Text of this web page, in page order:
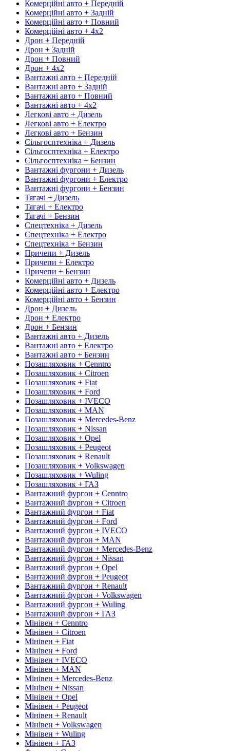
Комерційні авто + Передній
Комерційні авто + Задній
Комерційні авто + Повний
Комерційні авто + 4х2
Дрон + Передній
Дрон + Задній
Дрон + Повний
Дрон + 4х2
Вантажні авто + Передній
Вантажні авто + Задній
Вантажні авто + Повний
Вантажні авто + 4х2
Легкові авто + Дизель
Легкові авто + Електро
Легкові авто + Бензин
Сільгосптехніка + Дизель
Сільгосптехніка + Електро
Сільгосптехніка + Бензин
Вантажні фургони + Дизель
Вантажні фургони + Електро
Вантажні фургони + Бензин
Тягачі + Дизель
Тягачі + Електро
Тягачі + Бензин
Спецтехніка + Дизель
Спецтехніка + Електро
Спецтехніка + Бензин
Причепи + Дизель
Причепи + Електро
Причепи + Бензин
Комерційні авто + Дизель
Комерційні авто + Електро
Комерційні авто + Бензин
Дрон + Дизель
Дрон + Електро
Дрон + Бензин
Вантажні авто + Дизель
Вантажні авто + Електро
Вантажні авто + Бензин
Позашляховик + Cenntro
Позашляховик + Citroen
Позашляховик + Fiat
Позашляховик + Ford
Позашляховик + IVECO
Позашляховик + MAN
Позашляховик + Mercedes-Benz
Позашляховик + Nissan
Позашляховик + Opel
Позашляховик + Peugeot
Позашляховик + Renault
Позашляховик + Volkswagen
Позашляховик + Wuling
Позашляховик + ГАЗ
Вантажний фургон + Cenntro
Вантажний фургон + Citroen
Вантажний фургон + Fiat
Вантажний фургон + Ford
Вантажний фургон + IVECO
Вантажний фургон + MAN
Вантажний фургон + Mercedes-Benz
Вантажний фургон + Nissan
Вантажний фургон + Opel
Вантажний фургон + Peugeot
Вантажний фургон + Renault
Вантажний фургон + Volkswagen
Вантажний фургон + Wuling
Вантажний фургон + ГАЗ
Мінівен + Cenntro
Мінівен + Citroen
Мінівен + Fiat
Мінівен + Ford
Мінівен + IVECO
Мінівен + MAN
Мінівен + Mercedes-Benz
Мінівен + Nissan
Мінівен + Opel
Мінівен + Peugeot
Мінівен + Renault
Мінівен + Volkswagen
Мінівен + Wuling
Мінівен + ГАЗ